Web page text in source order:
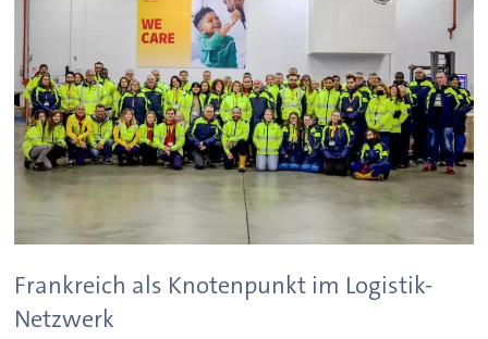
Frankreich als Knotenpunkt im Logistik-
Netzwerk